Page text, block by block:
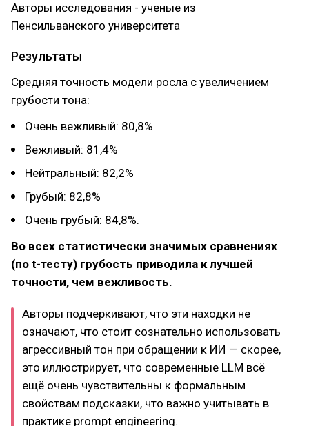
Авторы исследования - ученые из
Пенсильванского университета
Результаты
Средняя точность модели росла с увеличением
грубости тона:
Очень вежливый: 80,8%
Вежливый: 81,4%
Нейтральный: 82,2%
Грубый: 82,8%
Очень грубый: 84,8%.
Во всех статистически значимых сравнениях
(по t‑тесту) грубость приводила к лучшей
точности, чем вежливость.
Авторы подчеркивают, что эти находки не
означают, что стоит сознательно использовать
агрессивный тон при обращении к ИИ — скорее,
это иллюстрирует, что современные LLM всё
ещё очень чувствительны к формальным
свойствам подсказки, что важно учитывать в
практике prompt engineering.